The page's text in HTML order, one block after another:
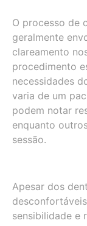
O processo de
geralmente
clareamento
procedimento
necessidades
varia de um
podem notar
enquanto
sessão.
Apesar dos
sensibilidade e